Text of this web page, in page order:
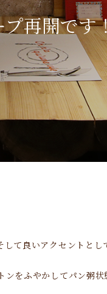
再開です
て良いアクセントと
をふやかしてパン粥